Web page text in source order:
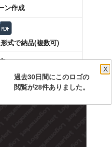
ン作成
式で納品(複数可)
します
過去30日間にこのロゴの
X
閲覧が28件ありました。